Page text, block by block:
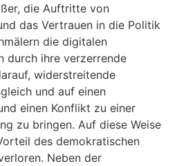
die Auftritte von
das Vertrauen in die Politik
die digitalen
durch ihre verzerrende
widerstreitende
und auf einen
einen Konflikt zu einer
zu bringen. Auf diese Weise
des demokratischen
Neben der